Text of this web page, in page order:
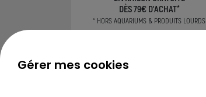
DÈS 79€ D'ACHAT*
* HORS AQUARIUMS & PRODUITS LOURDS
CONSEILS
Gérer mes cookies